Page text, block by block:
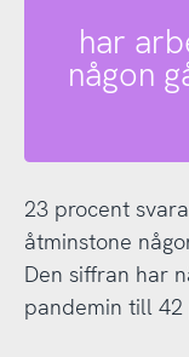
har
någon
23 procent
åtminstone
Den siffran har
pandemin till 42